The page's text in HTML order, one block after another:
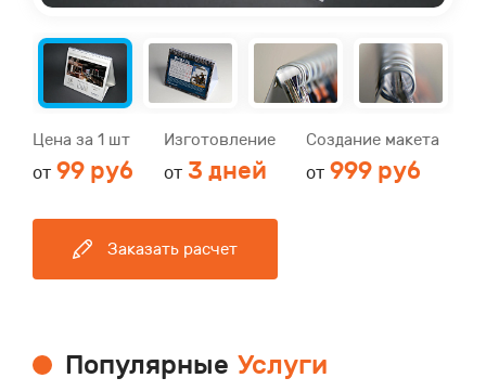
Цена за 1 шт
от 99 руб
Изготовление
от 3 дней
Создание макета
от 999 руб
Заказать расчет
Популярные Услуги